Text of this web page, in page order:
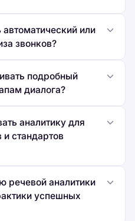
или
звонков?
подробный
диалога?
аналитику для
стандартов
аналитики
успешных